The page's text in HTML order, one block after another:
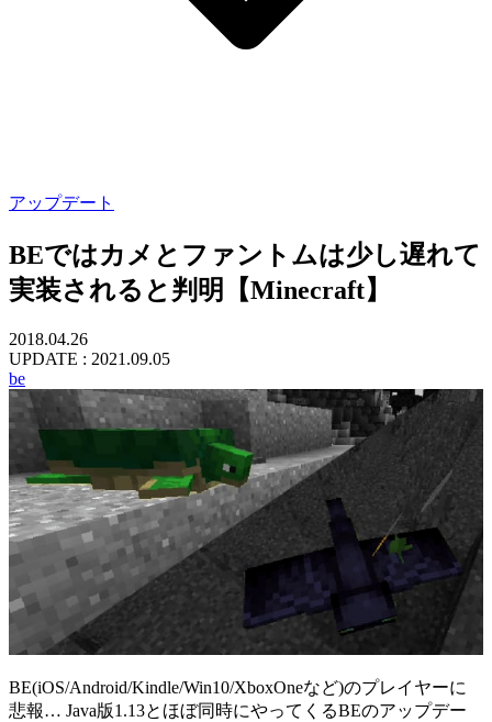
アップデート
BEではカメとファントムは少し遅れて
実装されると判明【Minecraft】
2018.04.26
UPDATE : 2021.09.05
be
BE(iOS/Android/Kindle/Win10/XboxOneなど)のプレイヤーに
悲報… Java版1.13とほぼ同時にやってくるBEのアップデー